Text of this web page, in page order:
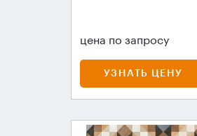
цена по запросу
УЗНАТЬ ЦЕНУ